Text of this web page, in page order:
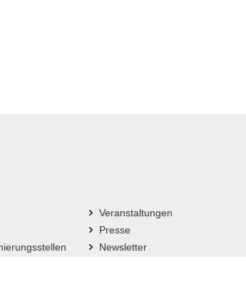
Veranstaltungen
Presse
Newsletter